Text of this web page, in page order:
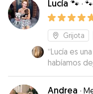
Lucía 🐾 ·
Grijota
“Lucía es
habíamos
persona
desde el
Andrea ·